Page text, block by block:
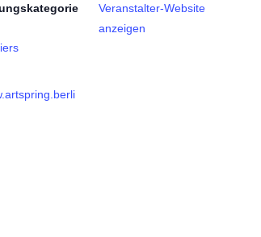
Veranstalter-Website
anzeigen